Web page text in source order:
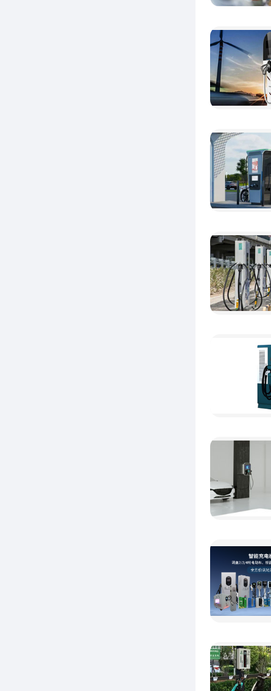
及互
统生
司，
客户
险等
于用